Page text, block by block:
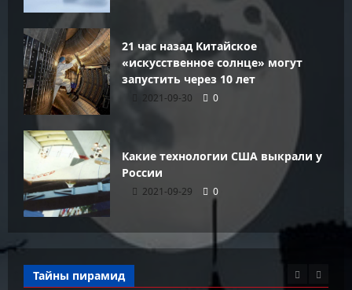
21 час назад Китайское
«искусственное солнце» могут
запустить через 10 лет
2021-09-30 0
Какие технологии США выкрали у
России
2021-09-29 0
Тайны пирамид